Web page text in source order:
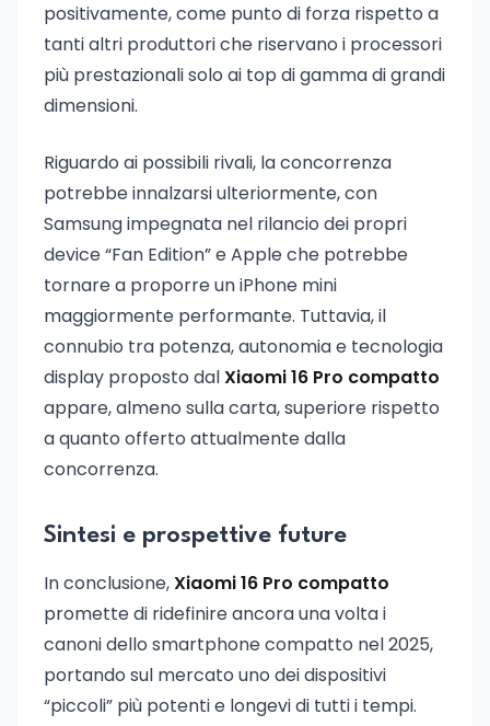
positivamente, come punto di forza rispetto a
tanti altri produttori che riservano i processori
più prestazionali solo ai top di gamma di grandi
dimensioni.
Riguardo ai possibili rivali, la concorrenza
potrebbe innalzarsi ulteriormente, con
Samsung impegnata nel rilancio dei propri
device “Fan Edition” e Apple che potrebbe
tornare a proporre un iPhone mini
maggiormente performante. Tuttavia, il
connubio tra potenza, autonomia e tecnologia
display proposto dalXiaomi 16 Pro compatto
appare, almeno sulla carta, superiore rispetto
a quanto offerto attualmente dalla
concorrenza.
Sintesi e prospettive future
In conclusione,Xiaomi 16 Pro compatto
promette di ridefinire ancora una volta i
canoni dello smartphone compatto nel 2025,
portando sul mercato uno dei dispositivi
“piccoli” più potenti e longevi di tutti i tempi.